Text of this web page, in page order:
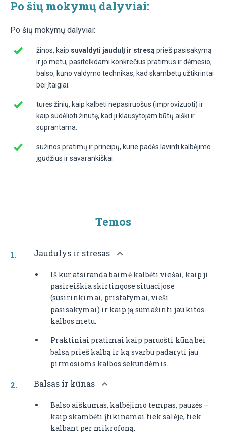
Po šių mokymų dalyviai:
Po šių mokymų dalyviai:
žinos, kaip suvaldyti jaudulį ir stresą prieš pasisakymą
ir jo metu, pasitelkdami konkrečius pratimus ir dėmesio,
balso, kūno valdymo technikas, kad skambėtų užtikrintai
bei įtaigiai.
turės žinių, kaip kalbėti nepasiruošus (improvizuoti) ir
kaip sudėlioti žinutę, kad ji klausytojam būtų aiški ir
suprantama.
sužinos pratimų ir principų, kurie padės lavinti kalbėjimo
įgūdžius ir savarankiškai.
Temos
Jaudulys ir stresas
Iš kur atsiranda baimė kalbėti viešai, kaip ji
pasireiškia skirtingose situacijose
(susirinkimai, pristatymai, vieši
pasisakymai) ir kaip ją sumažinti jau kitos
kalbos metu.
Praktiniai pratimai kaip paruošti kūną bei
balsą prieš kalbą ir ką svarbu padaryti jau
pirmosioms kalbos sekundėmis.
Balsas ir kūnas
Balso aiškumas, kalbėjimo tempas, pauzės –
kaip skambėti įtikinamai tiek salėje, tiek
kalbant per mikrofoną.